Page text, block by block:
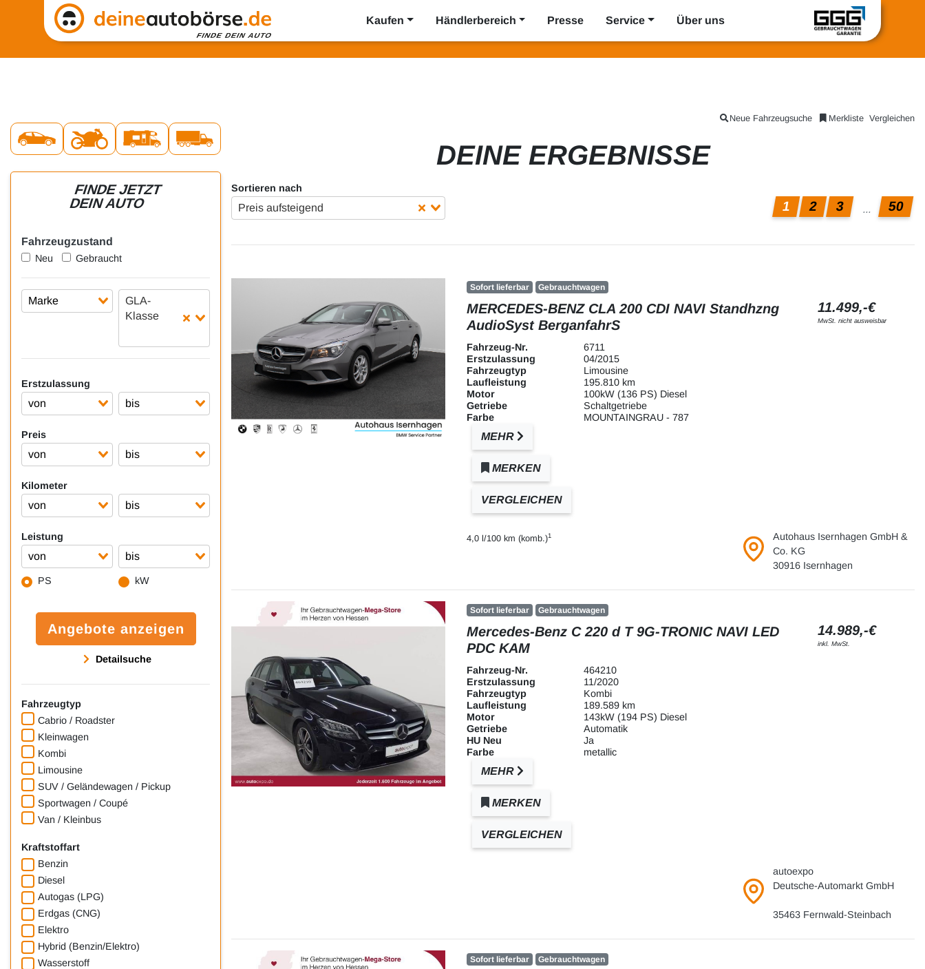
Kaufen Händlerbereich Presse Service Über uns
FINDE JETZT
DEIN AUTO
Fahrzeugzustand
Neu Gebraucht
GLA-
Klasse
Erstzulassung
Preis
Kilometer
Leistung
PS kW
Angebote anzeigen
Detailsuche
Fahrzeugtyp
Cabrio / Roadster
Kleinwagen
Kombi
Limousine
SUV / Geländewagen / Pickup
Sportwagen / Coupé
Van / Kleinbus
Kraftstoffart
Benzin
Diesel
Autogas (LPG)
Erdgas (CNG)
Elektro
Hybrid (Benzin/Elektro)
Wasserstoff
Vergleichen
Merkliste
Neue Fahrzeugsuche
DEINE ERGEBNISSE
Sortieren nach
Preis aufsteigend 1 2 3 ... 50
Sofort lieferbar Gebrauchtwagen
MERCEDES-BENZ CLA 200 CDI NAVI Standhzng
AudioSyst BerganfahrS
11.499,-€
MwSt. nicht ausweisbar
Fahrzeug-Nr.
6711
Erstzulassung
04/2015
Fahrzeugtyp
Limousine
Laufleistung
195.810 km
Motor
100kW (136 PS) Diesel
Getriebe
Schaltgetriebe
Farbe
MOUNTAINGRAU - 787
MEHR
MERKEN
VERGLEICHEN
4,0 l/100 km (komb.)1
Autohaus Isernhagen GmbH &
Co. KG
30916 Isernhagen
Sofort lieferbar Gebrauchtwagen
Mercedes-Benz C 220 d T 9G-TRONIC NAVI LED
PDC KAM
14.989,-€
inkl. MwSt.
Fahrzeug-Nr.
464210
Erstzulassung
11/2020
Fahrzeugtyp
Kombi
Laufleistung
189.589 km
Motor
143kW (194 PS) Diesel
Getriebe
Automatik
HU Neu
Ja
Farbe
metallic
MEHR
MERKEN
VERGLEICHEN
autoexpo
Deutsche-Automarkt GmbH
35463 Fernwald-Steinbach
Sofort lieferbar Gebrauchtwagen